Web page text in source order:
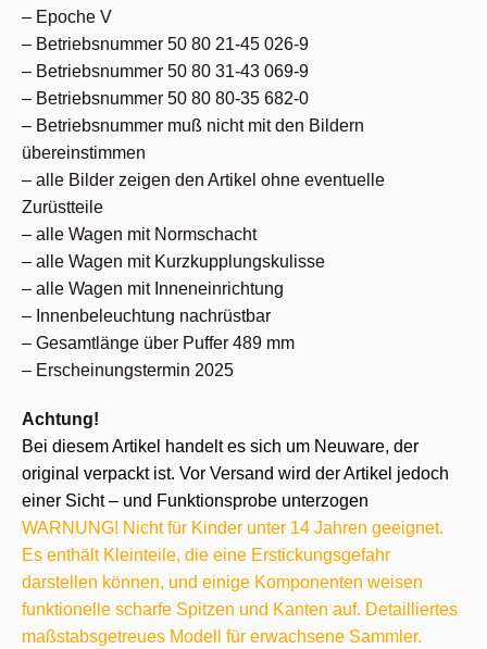
– Epoche V
– Betriebsnummer 50 80 21-45 026-9
– Betriebsnummer 50 80 31-43 069-9
– Betriebsnummer 50 80 80-35 682-0
– Betriebsnummer muß nicht mit den Bildern
übereinstimmen
– alle Bilder zeigen den Artikel ohne eventuelle
Zurüstteile
– alle Wagen mit Normschacht
– alle Wagen mit Kurzkupplungskulisse
– alle Wagen mit Inneneinrichtung
– Innenbeleuchtung nachrüstbar
– Gesamtlänge über Puffer 489 mm
– Erscheinungstermin 2025
Achtung!
Bei diesem Artikel handelt es sich um Neuware, der
original verpackt ist. Vor Versand wird der Artikel jedoch
einer Sicht – und Funktionsprobe unterzogen
WARNUNG! Nicht für Kinder unter 14 Jahren geeignet.
Es enthält Kleinteile, die eine Erstickungsgefahr
darstellen können, und einige Komponenten weisen
funktionelle scharfe Spitzen und Kanten auf. Detailliertes
maßstabsgetreues Modell für erwachsene Sammler.